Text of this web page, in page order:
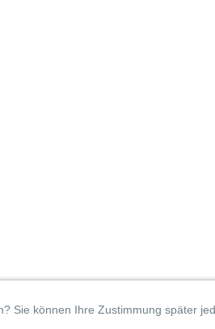
Sie können Ihre Zustimmung später